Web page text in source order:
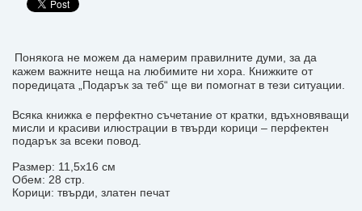
Понякога не можем да намерим правилните думи, за да
кажем важните неща на любимите ни хора. Книжките от
поредицата „Подарък за теб“ ще ви помогнат в тези ситуации.
Всяка книжка е перфектно съчетание от кратки, вдъхновяващи
мисли и красиви илюстрации в твърди корици – перфектен
подарък за всеки повод.
Размер: 11,5х16 см
Обем: 28 стр.
Корици: твърди, златен печат